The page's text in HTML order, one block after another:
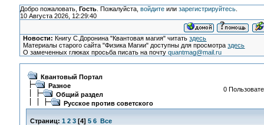
Добро пожаловать, Гость. Пожалуйста, войдитеили зарегистрируйтесь.
10 Августа 2026, 12:29:40
Новости: Книгу С.Доронина "Квантовая магия" читатьздесь
Материалы старого сайта "Физика Магии" доступны для просмотраздесь
О замеченных глюках просьба писать на почтуquantmag@mail.ru
Квантовый Портал
Разное
Общий раздел
Русское против советского
0
Страниц: 1 2 3[4] 5 6 Все